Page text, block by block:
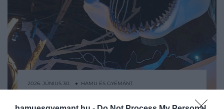
Évtizedekig elveszettnek hitték azt a
2026. JÚNIUS 30. ● HAMU ÉS GYÉMÁNT